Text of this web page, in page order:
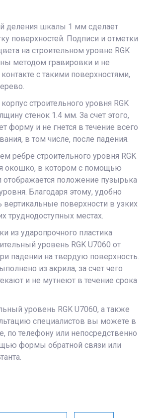
деления шкалы 1 мм сделает
поверхностей. Подписи и отметки
на строительном уровне RGK
методом гравировки и не
с такими поверхностями,
строительного уровня RGK
стенок 1.4 мм. За счет этого,
форму и не гнется в течение всего
в том числе, после падения.
ребре строительного уровня RGK
окошко, в котором с помощью
отображается положение пузырька
Благодаря этому, удобно
вертикальные поверхности в узких
труднодоступных местах.
из ударопрочного пластика
уровень RGK U7060 от
падении на твердую поверхность.
из акрила, за счет чего
и не мутнеют в течение срока
уровень RGK U7060, а также
специалистов вы можете в
по телефону или непосредственно
формы обратной связи или